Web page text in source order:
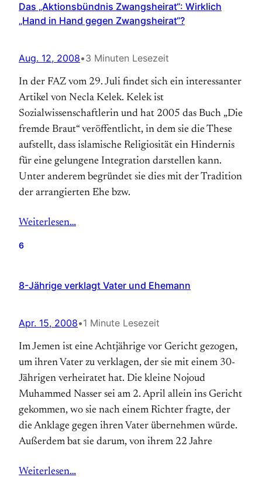
Das „Aktionsbündnis Zwangsheirat“: Wirklich
„Hand in Hand gegen Zwangsheirat“?
Aug. 12, 2008•3 Minuten Lesezeit
In der FAZ vom 29. Juli findet sich ein interessanter
Artikel von Necla Kelek. Kelek ist
Sozialwissenschaftlerin und hat 2005 das Buch „Die
fremde Braut“ veröffentlicht, in dem sie die These
aufstellt, dass islamische Religiosität ein Hindernis
für eine gelungene Integration darstellen kann.
Unter anderem begründet sie dies mit der Tradition
der arrangierten Ehe bzw.
Weiterlesen…
6
8-Jährige verklagt Vater und Ehemann
Apr. 15, 2008•1 Minute Lesezeit
Im Jemen ist eine Achtjährige vor Gericht gezogen,
um ihren Vater zu verklagen, der sie mit einem 30-
Jährigen verheiratet hat. Die kleine Nojoud
Muhammed Nasser sei am 2. April allein ins Gericht
gekommen, wo sie nach einem Richter fragte, der
die Anklage gegen ihren Vater übernehmen würde.
Außerdem bat sie darum, von ihrem 22 Jahre
Weiterlesen…